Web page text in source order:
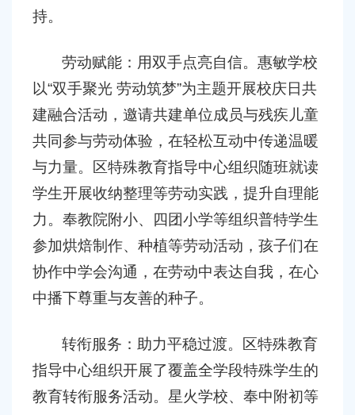
持。
劳动赋能：用双手点亮自信。惠敏学校
以“双手聚光 劳动筑梦”为主题开展校庆日共
建融合活动，邀请共建单位成员与残疾儿童
共同参与劳动体验，在轻松互动中传递温暖
与力量。区特殊教育指导中心组织随班就读
学生开展收纳整理等劳动实践，提升自理能
力。奉教院附小、四团小学等组织普特学生
参加烘焙制作、种植等劳动活动，孩子们在
协作中学会沟通，在劳动中表达自我，在心
中播下尊重与友善的种子。
转衔服务：助力平稳过渡。区特殊教育
指导中心组织开展了覆盖全学段特殊学生的
教育转衔服务活动。星火学校、奉中附初等